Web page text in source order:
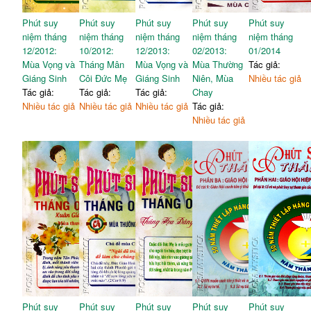
Phút suy
niệm tháng
12/2012:
Mùa Vọng và
Giáng Sinh
Tác giả:
Nhiều tác giả
Phút suy
niệm tháng
10/2012:
Tháng Mân
Côi Đức Mẹ
Tác giả:
Nhiều tác giả
Phút suy
niệm tháng
12/2013:
Mùa Vọng và
Giáng Sinh
Tác giả:
Nhiều tác giả
Phút suy
niệm tháng
02/2013:
Mùa Thường
Niên, Mùa
Chay
Tác giả:
Nhiều tác giả
Phút suy
niệm tháng
01/2014
Tác giả:
Nhiều tác giả
Phút suy Phút suy Phút suy Phút suy Phút suy